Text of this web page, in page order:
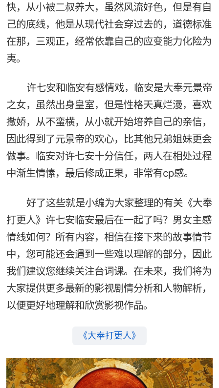
快，从小被二叔养大，虽然风流好色，但是有自
己的底线，他是从现代社会穿过去的，道德标准
在那，三观正，经常依靠自己的应变能力化险为
夷。
许七安和临安有感情戏，临安是大奉元景帝
之女，虽然出身皇室，但是性格天真烂漫，喜欢
撒娇，从不蛮横，从小就开始培养自己的亲信，
因此得到了元景帝的欢心，比其他兄弟姐妹更会
做事。临安对许七安十分信任，两人在相处过程
中渐生情愫，最后修成正果，非常有cp感。
好了这些就是小编为大家整理的有关《大奉
打更人》许七安临安最后在一起了吗？男女主感
情线如何？所有内容，相信在接下来的故事情节
中，您可能还会遇到一些难以理解的部分，因此
我们建议您继续关注台词课。在未来，我们将为
大家提供更多最新的影视剧情分析和人物解析，
以便更好地理解和欣赏影视作品。
《大奉打更人》